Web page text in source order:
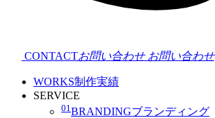
CONTACTお問い合わせ お問い合わせ
WORKS制作実績
SERVICE
01 BRANDINGブランディング